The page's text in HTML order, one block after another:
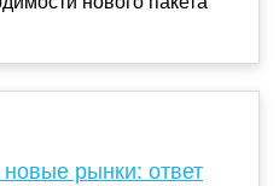
рынки: ответ